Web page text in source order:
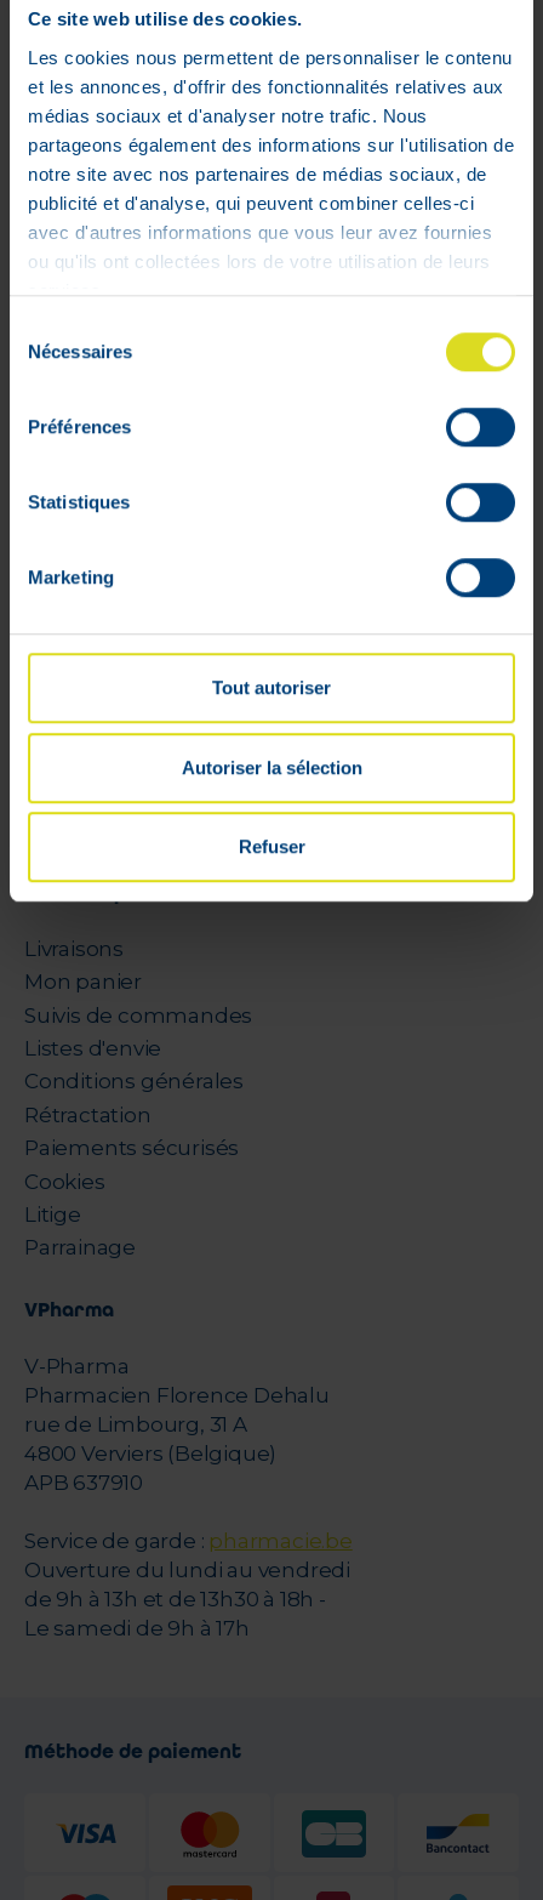
Ce site web utilise des cookies.
Les cookies nous permettent de personnaliser le contenu
et les annonces, d'offrir des fonctionnalités relatives aux
médias sociaux et d'analyser notre trafic. Nous
partageons également des informations sur l'utilisation de
notre site avec nos partenaires de médias sociaux, de
publicité et d'analyse, qui peuvent combiner celles-ci
avec d'autres informations que vous leur avez fournies
ou qu'ils ont collectées lors de votre utilisation de leurs
services.
Nécessaires
Préférences
Statistiques
Marketing
Tout autoriser
Autoriser la sélection
Refuser
garantit la stérilité.
Certitude: Absence de volume mort:
minimise le risque de bulles d'air et
prévient le gaspillage d'insuline.
Précision: Impression noire nette,
facilitant la lecture et aide à éviter les
erreurs.
Confort : L'aiguille Micro-Fine™+ donne
une injection quasiment indolore grâce
glisse encore plus souplement dans le
cylindre, ce qui contribue à la précision de
Choix: Plusieurs longueurs d'aiguilles et
Il importe de choisir le contenu de la
injecter. Il est plus facile de mesurer avec
précision un petit volume dans une petite
seringue que dans une grande.
Mon compte
Livraisons
Mon panier
Suivis de commandes
Listes d'envie
Conditions générales
Rétractation
Paiements sécurisés
Cookies
Litige
Parrainage
VPharma
V-Pharma
Pharmacien Florence Dehalu
rue de Limbourg, 31 A
4800 Verviers (Belgique)
APB 637910
Service de garde : pharmacie.be
Ouverture du lundi au vendredi
de 9h à 13h et de 13h30 à 18h -
Le samedi de 9h à 17h
Méthode de paiement